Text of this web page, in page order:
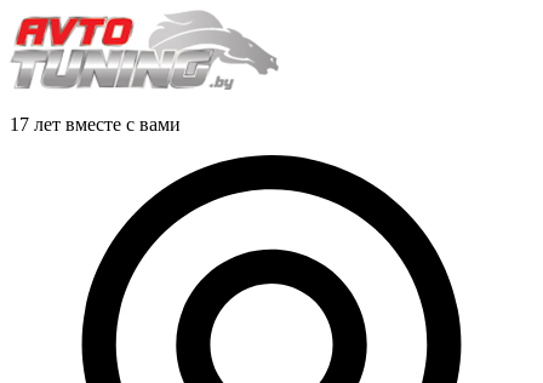
17 лет вместе с вами